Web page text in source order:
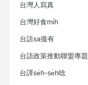
台灣人寫真
台灣好食mi̍h
台語sa攏有
台語政策推動聯盟專題
台譯se̍h-se̍h唸